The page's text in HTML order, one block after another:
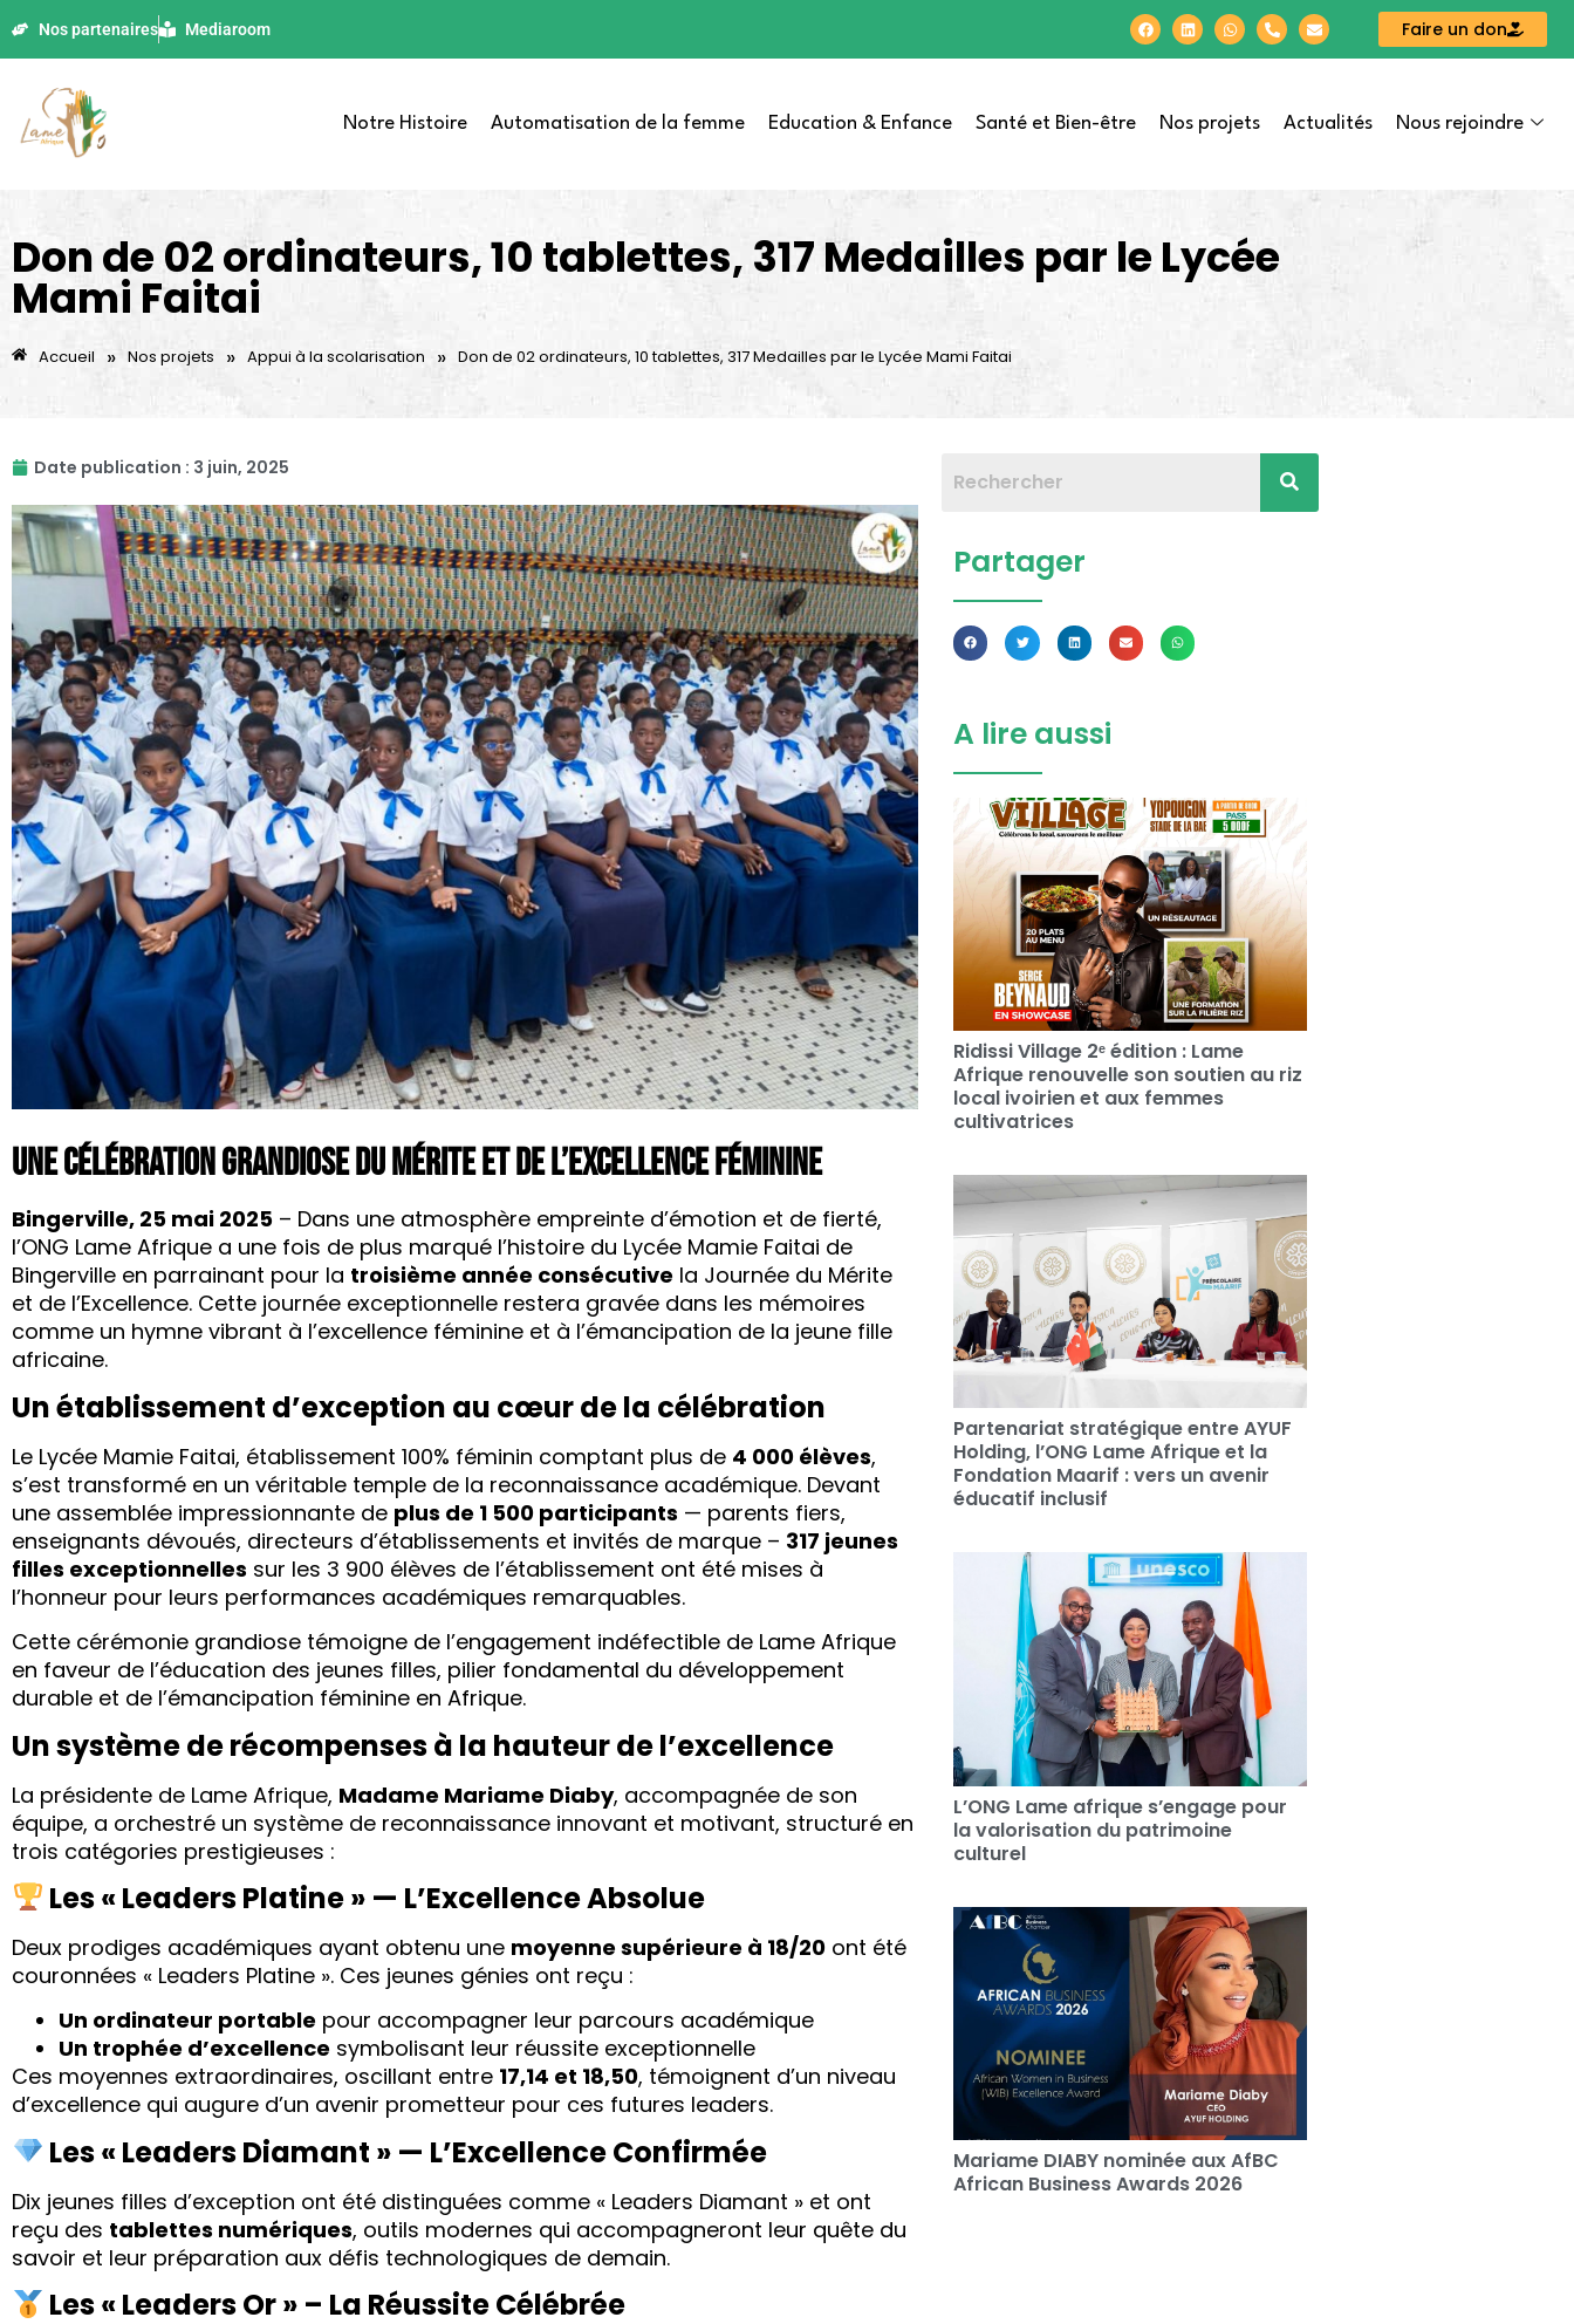
Nos partenaires Mediaroom Faire un don
Notre Histoire Automatisation de la femme Education & Enfance Santé et Bien-être Nos projets Actualités Nous rejoindre
Don de 02 ordinateurs, 10 tablettes, 317 Medailles par le Lycée
Mami Faitai
Accueil » Nos projets » Appui à la scolarisation » Don de 02 ordinateurs, 10 tablettes, 317 Medailles par le Lycée Mami Faitai
Date publication : 3 juin, 2025
Une célébration grandiose du mérite et de l’excellence féminine
Bingerville, 25 mai 2025 – Dans une atmosphère empreinte d’émotion et de fierté,
l’ONG Lame Afrique a une fois de plus marqué l’histoire du Lycée Mamie Faitai de
Bingerville en parrainant pour la troisième année consécutive la Journée du Mérite
et de l’Excellence. Cette journée exceptionnelle restera gravée dans les mémoires
comme un hymne vibrant à l’excellence féminine et à l’émancipation de la jeune fille
africaine.
Un établissement d’exception au cœur de la célébration
Le Lycée Mamie Faitai, établissement 100% féminin comptant plus de 4 000 élèves,
s’est transformé en un véritable temple de la reconnaissance académique. Devant
une assemblée impressionnante de plus de 1 500 participants — parents fiers,
enseignants dévoués, directeurs d’établissements et invités de marque – 317 jeunes
filles exceptionnelles sur les 3 900 élèves de l’établissement ont été mises à
l’honneur pour leurs performances académiques remarquables.
Cette cérémonie grandiose témoigne de l’engagement indéfectible de Lame Afrique
en faveur de l’éducation des jeunes filles, pilier fondamental du développement
durable et de l’émancipation féminine en Afrique.
Un système de récompenses à la hauteur de l’excellence
La présidente de Lame Afrique, Madame Mariame Diaby, accompagnée de son
équipe, a orchestré un système de reconnaissance innovant et motivant, structuré en
trois catégories prestigieuses :
Les « Leaders Platine » — L’Excellence Absolue
Deux prodiges académiques ayant obtenu une moyenne supérieure à 18/20 ont été
couronnées « Leaders Platine ». Ces jeunes génies ont reçu :
Un ordinateur portable pour accompagner leur parcours académique
Un trophée d’excellence symbolisant leur réussite exceptionnelle
Ces moyennes extraordinaires, oscillant entre 17,14 et 18,50, témoignent d’un niveau
d’excellence qui augure d’un avenir prometteur pour ces futures leaders.
Les « Leaders Diamant » — L’Excellence Confirmée
Dix jeunes filles d’exception ont été distinguées comme « Leaders Diamant » et ont
reçu des tablettes numériques, outils modernes qui accompagneront leur quête du
savoir et leur préparation aux défis technologiques de demain.
Les « Leaders Or » – La Réussite Célébrée
Partager
A lire aussi
Ridissi Village 2ᵉ édition : Lame
Afrique renouvelle son soutien au riz
local ivoirien et aux femmes
cultivatrices
Partenariat stratégique entre AYUF
Holding, l’ONG Lame Afrique et la
Fondation Maarif : vers un avenir
éducatif inclusif
L’ONG Lame afrique s’engage pour
la valorisation du patrimoine
culturel
Mariame DIABY nominée aux AfBC
African Business Awards 2026